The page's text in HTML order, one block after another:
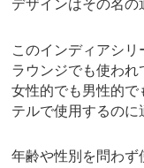
デザインはその名の
このインディアシ
ラウンジでも使われ
女性的でも男性的で
テルで使用するのに
年齢や性別を問わず